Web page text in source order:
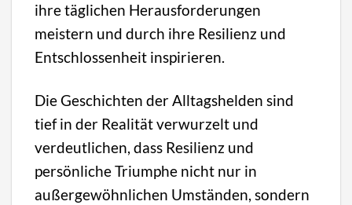
ihre täglichen Herausforderungen
meistern und durch ihre Resilienz und
Entschlossenheit inspirieren.
Die Geschichten der Alltagshelden sind
tief in der Realität verwurzelt und
verdeutlichen, dass Resilienz und
persönliche Triumphe nicht nur in
außergewöhnlichen Umständen, sondern